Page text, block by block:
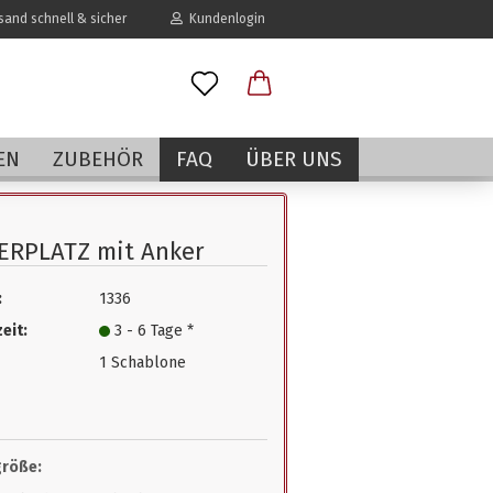
schnell & sicher Kundenlogin
vergessen?
ZUBEHÖR FAQ ÜBER UNS
mit Anker
1336
3 - 6 Tage *
1 Schablone